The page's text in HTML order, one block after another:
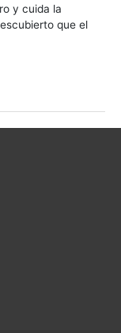
y cuida la
que el